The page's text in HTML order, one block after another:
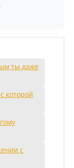
ты даже
которой
с